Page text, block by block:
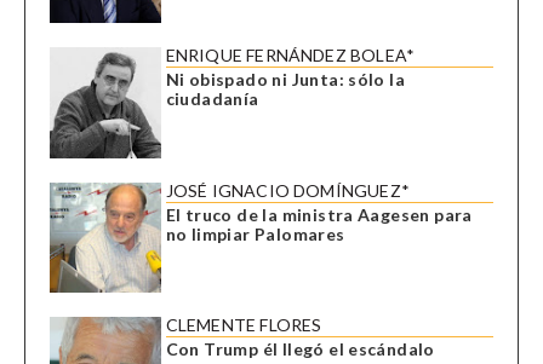
ENRIQUE FERNÁNDEZ BOLEA*
Ni obispado ni Junta: sólo la
ciudadanía
JOSÉ IGNACIO DOMÍNGUEZ*
El truco de la ministra Aagesen para
no limpiar Palomares
CLEMENTE FLORES
Con Trump él llegó el escándalo